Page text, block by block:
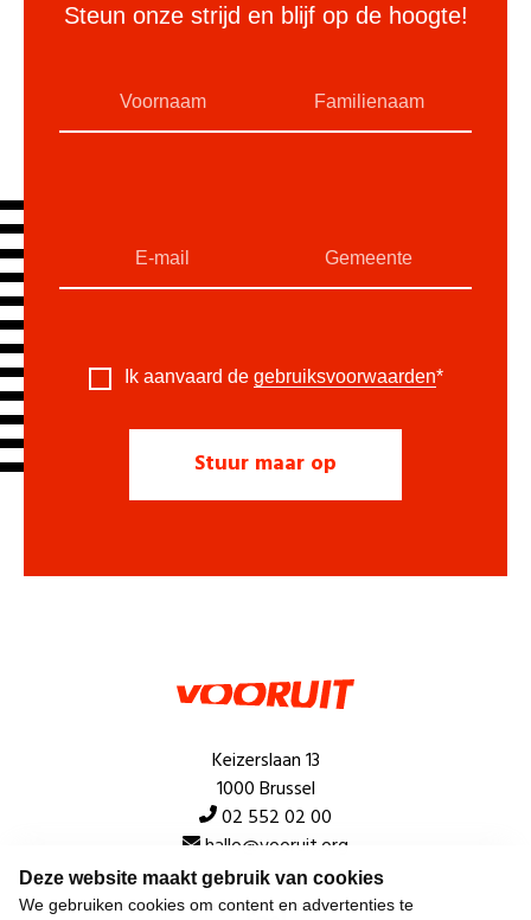
Deze website maakt gebruik van cookies
We gebruiken cookies om content en advertenties te
Steun onze strijd en blijf op de hoogte!
Ik aanvaard de gebruiksvoorwaarden*
Keizerslaan 13
1000 Brussel
02 552 02 00
hallo@vooruit.org